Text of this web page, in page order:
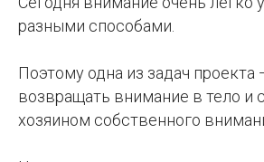
разными способами.
Поэтому одна из задач проекта
возвращать внимание в тело и
хозяином собственного